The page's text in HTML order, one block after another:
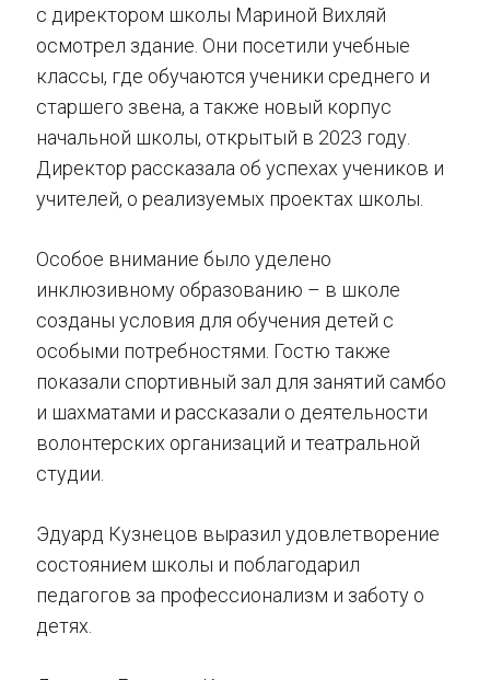
с директором школы Мариной Вихляй
осмотрел здание. Они посетили учебные
классы, где обучаются ученики среднего и
старшего звена, а также новый корпус
начальной школы, открытый в 2023 году.
Директор рассказала об успехах учеников и
учителей, о реализуемых проектах школы.
Особое внимание было уделено
инклюзивному образованию – в школе
созданы условия для обучения детей с
особыми потребностями. Гостю также
показали спортивный зал для занятий самбо
и шахматами и рассказали о деятельности
волонтерских организаций и театральной
студии.
Эдуард Кузнецов выразил удовлетворение
состоянием школы и поблагодарил
педагогов за профессионализм и заботу о
детях.